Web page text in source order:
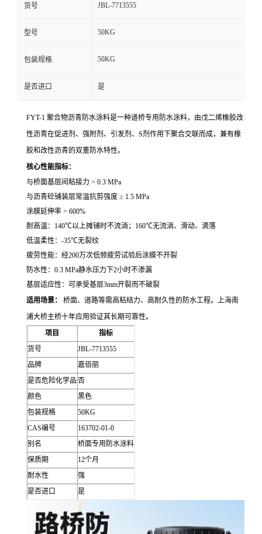
货号 JBL-7713555
型号 50KG
包装规格 50KG
是否进口 是
FYT-1 聚合物沥青防水涂料是一种道桥专用防水涂料，由戊二烯橡胶改
性沥青在促进剂、强附剂、引发剂、S剂作用下聚合交联而成，兼有橡
胶和改性沥青的双重防水特性。
核心性能指标：
与桥面基层间粘接力 > 0.3 MPa
与沥青砼铺装层常温抗剪强度 ≥ 1.5 MPa
涂膜延伸率 > 600%
耐高温：140℃以上摊铺时不流淌；160℃无流淌、滑动、滴落
低温柔性：-35℃无裂纹
疲劳性能：经200万次低频疲劳试验后涂膜不开裂
防水性：0.3 MPa静水压力下2小时不渗漏
基层适应性：可承受基层3mm开裂而不破裂
适用场景：
桥面、道路等需高粘结力、高耐久性的防水工程。上海南
浦大桥主桥十年应用验证其长期可靠性。
项目
指标
货号
JBL-7713555
品牌
嘉佰丽
是否危险化学品 否
颜色
黑色
包装规格
50KG
CAS编号
163702-01-0
别名
桥面专用防水涂料
保质期
12个月
耐水性
强
是否进口
是